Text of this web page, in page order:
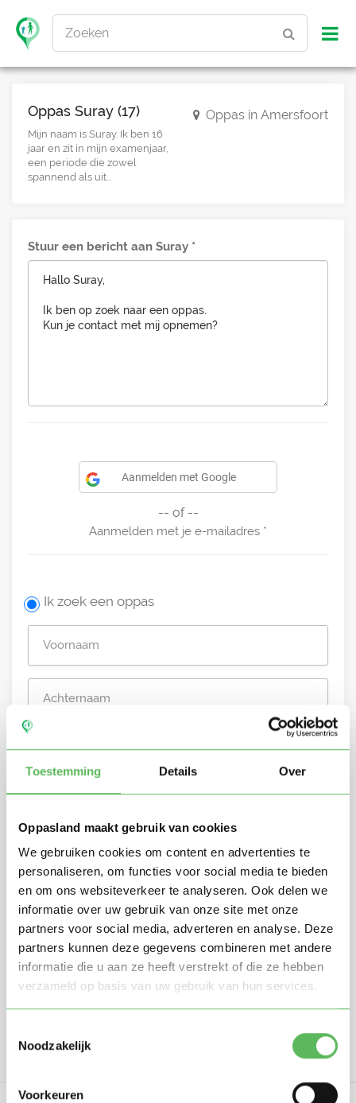
Toestemming Details Over
Oppasland maakt gebruik van cookies
We gebruiken cookies om content en advertenties te
personaliseren, om functies voor social media te bieden
en om ons websiteverkeer te analyseren. Ook delen we
informatie over uw gebruik van onze site met onze
partners voor social media, adverteren en analyse. Deze
partners kunnen deze gegevens combineren met andere
informatie die u aan ze heeft verstrekt of die ze hebben
verzameld op basis van uw gebruik van hun services.
Noodzakelijk
Voorkeuren
Zoeken
Oppas Suray (17)
Mijn naam is Suray. Ik ben 16
jaar en zit in mijn examenjaar,
een periode die zowel
spannend als uit...
Oppas in Amersfoort
Stuur een bericht aan Suray
Aanmelden met Google
-- of --
Aanmelden met je e-mailadres
Ik zoek een oppas
Stuur mij nieuwe profielen in mijn omgeving per
e-mail
Door te registreren ga je akkoord met deAlgemene
voorwaardenvan Oppasland.
Gratis aanmelden